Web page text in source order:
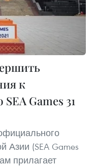
к
Games 31
Азии (SEA Games
прилагает